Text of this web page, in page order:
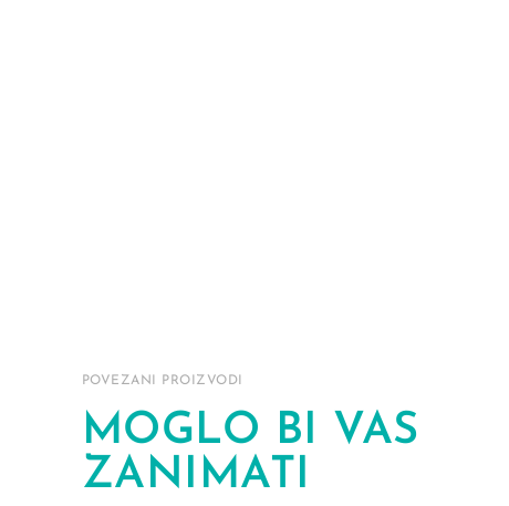
POVEZANI PROIZVODI
MOGLO BI VAS
ZANIMATI